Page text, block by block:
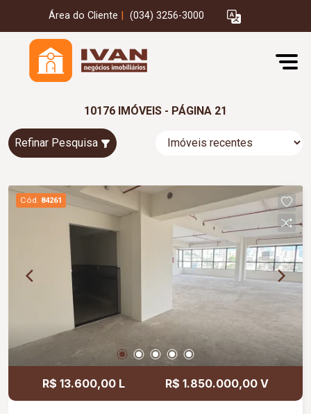
Área do Cliente (034) 3256-3000
10176 IMÓVEIS - PÁGINA 21
Refinar Pesquisa
Cód. 84261
R$ 13.600,00 L R$ 1.850.000,00 V